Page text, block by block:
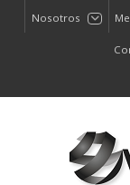
Nosotros